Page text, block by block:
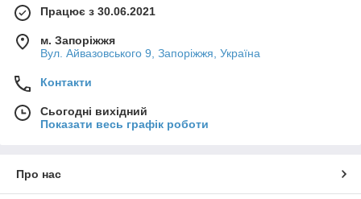
Працює з 30.06.2021
м. Запоріжжя
Вул. Айвазовського 9, Запоріжжя, Україна
Контакти
Сьогодні вихідний
Показати весь графік роботи
Про нас